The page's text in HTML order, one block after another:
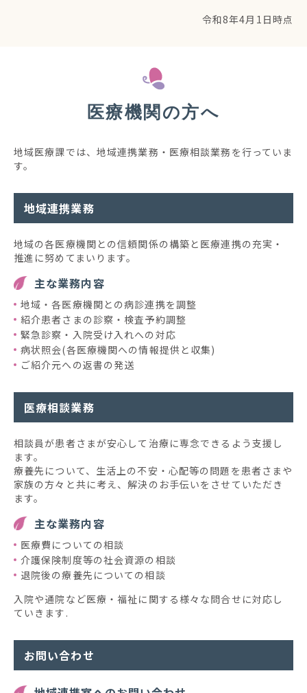
令和8年4月1日時点
医療機関の方へ
地域医療課では、地域連携業務・医療相談業務を行っていま
す。
地域連携業務
地域の各医療機関との信頼関係の構築と医療連携の充実・
推進に努めてまいります。
主な業務内容
地域・各医療機関との病診連携を調整
紹介患者さまの診察・検査予約調整
緊急診察・入院受け入れへの対応
病状照会(各医療機関への情報提供と収集)
ご紹介元への返書の発送
医療相談業務
相談員が患者さまが安心して治療に専念できるよう支援し
ます。
療養先について、生活上の不安・心配等の問題を患者さまや
家族の方々と共に考え、解決のお手伝いをさせていただき
ます。
主な業務内容
医療費についての相談
介護保険制度等の社会資源の相談
退院後の療養先についての相談
入院や通院など医療・福祉に関する様々な問合せに対応し
ていきます.
お問い合わせ